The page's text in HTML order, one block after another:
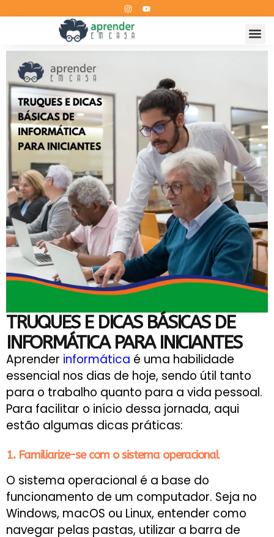
TRUQUES E DICAS BÁSICAS DE
INFORMÁTICA PARA INICIANTES
Aprender informática é uma habilidade
essencial nos dias de hoje, sendo útil tanto
para o trabalho quanto para a vida pessoal.
Para facilitar o início dessa jornada, aqui
estão algumas dicas práticas:
1. Familiarize-se com o sistema operacional
O sistema operacional é a base do
funcionamento de um computador. Seja no
Windows, macOS ou Linux, entender como
navegar pelas pastas, utilizar a barra de